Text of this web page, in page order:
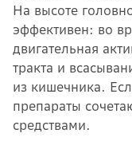
На высоте
эффективен: во
двигательная
тракта и
из кишечника.
препараты
средствами.